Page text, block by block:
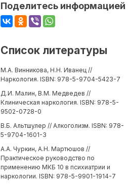
Поделитесь информацией
Список литературы
М.А. Винникова, Н.Н. Иванец //
Наркология. ISBN: 978-5-9704-5423-7
Д.И. Малин, В.М. Медведев //
Клиническая наркология. ISBN: 978-5-
9502-0728-0
В.Б. Альтшулер // Алкоголизм. ISBN: 978-
5-9704-1601-3
А.А. Чуркин, А.Н. Мартюшов //
Практическое руководство по
применению МКБ 10 в психиатрии и
наркологии. ISBN: 978-5-9901-1914-7